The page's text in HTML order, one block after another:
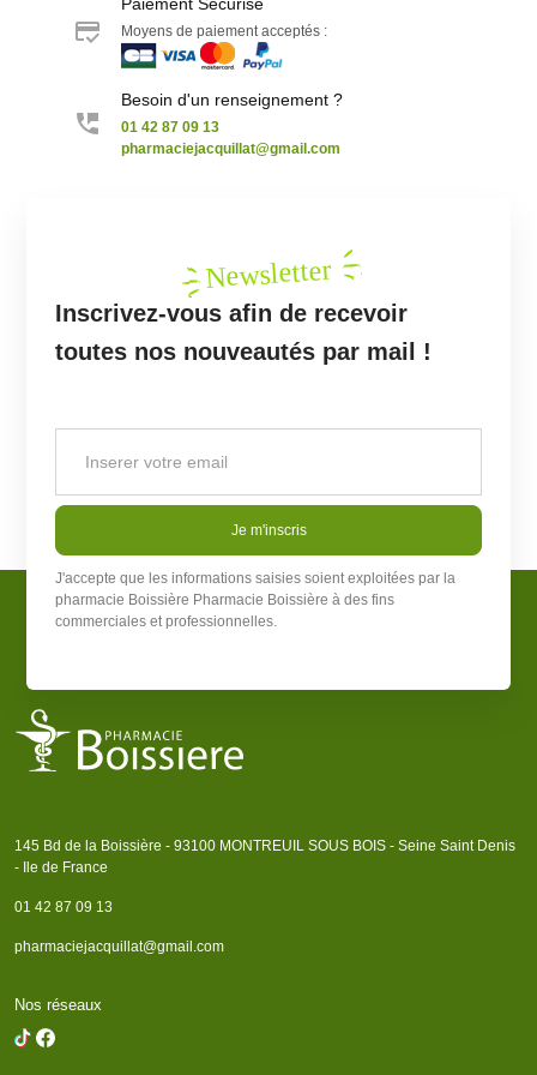
Moyens de paiement acceptés :
Besoin d'un renseignement ?
01 42 87 09 13
pharmaciejacquillat@gmail.com
Newsletter
Inscrivez-vous afin de recevoir
toutes nos nouveautés par mail !
Je m'inscris
J'accepte que les informations saisies soient exploitées par la
pharmacie Boissière Pharmacie Boissière à des fins
commerciales et professionnelles.
145 Bd de la Boissière - 93100 MONTREUIL SOUS BOIS - Seine Saint Denis
- Ile de France
01 42 87 09 13
pharmaciejacquillat@gmail.com
Nos réseaux